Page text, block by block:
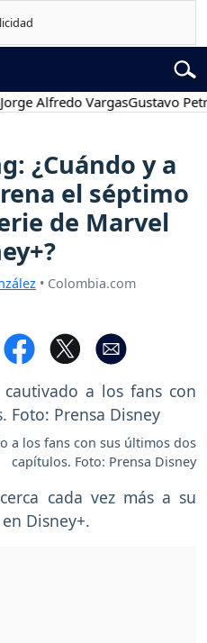
VargasGustavo Petro
¿Cuándo y a
el séptimo
de Marvel
• Colombia.com
a los fans con sus últimos dos
capítulos. Foto: Prensa Disney
cada vez más a su
Disney+.